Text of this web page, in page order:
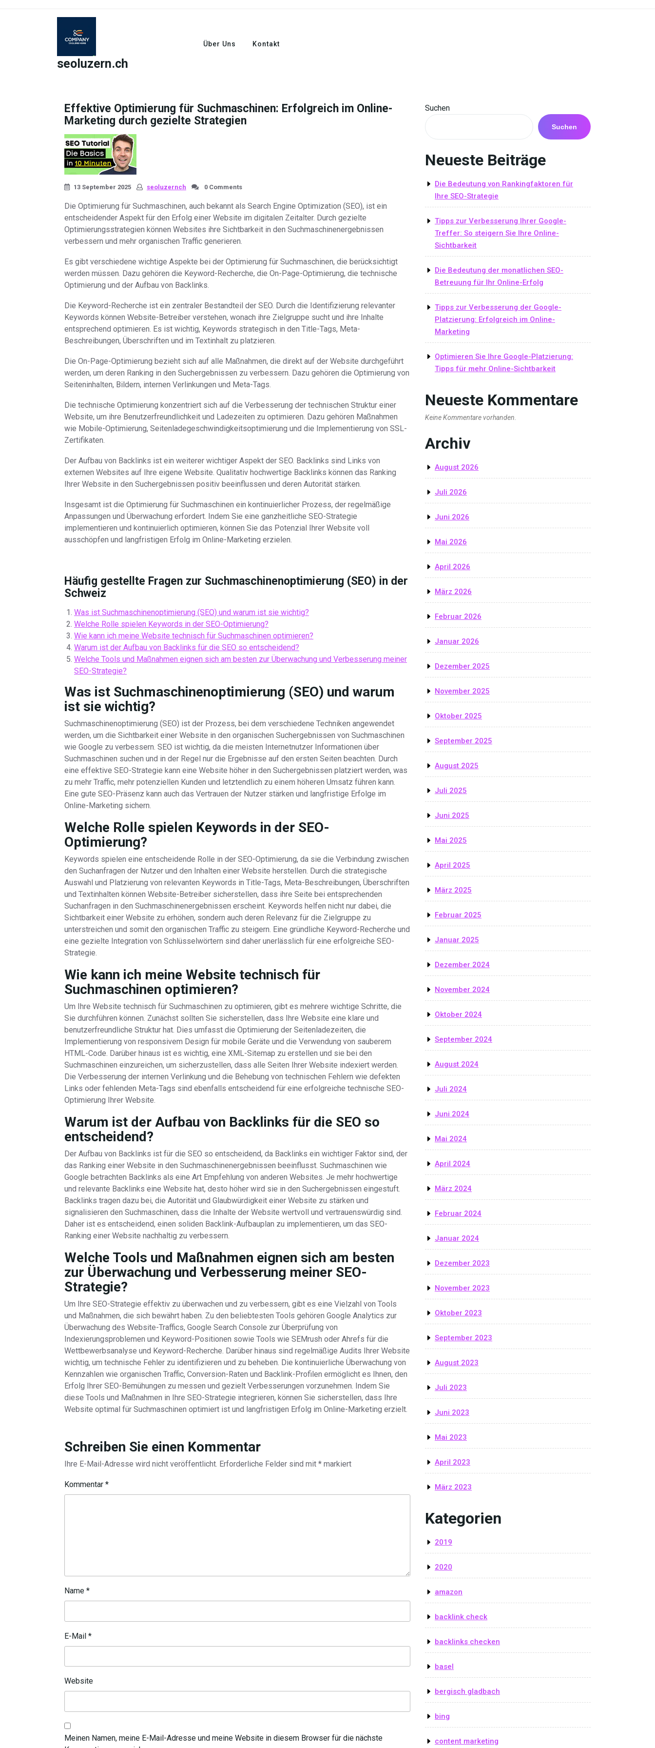
seoluzern.ch
Über Uns Kontakt
Effektive Optimierung für Suchmaschinen: Erfolgreich im Online-
Marketing durch gezielte Strategien
13 September 2025 seoluzernch 0 Comments
Die Optimierung für Suchmaschinen, auch bekannt als Search Engine Optimization (SEO), ist ein
entscheidender Aspekt für den Erfolg einer Website im digitalen Zeitalter. Durch gezielte
Optimierungsstrategien können Websites ihre Sichtbarkeit in den Suchmaschinenergebnissen
verbessern und mehr organischen Traffic generieren.
Es gibt verschiedene wichtige Aspekte bei der Optimierung für Suchmaschinen, die berücksichtigt
werden müssen. Dazu gehören die Keyword-Recherche, die On-Page-Optimierung, die technische
Optimierung und der Aufbau von Backlinks.
Die Keyword-Recherche ist ein zentraler Bestandteil der SEO. Durch die Identifizierung relevanter
Keywords können Website-Betreiber verstehen, wonach ihre Zielgruppe sucht und ihre Inhalte
entsprechend optimieren. Es ist wichtig, Keywords strategisch in den Title-Tags, Meta-
Beschreibungen, Überschriften und im Textinhalt zu platzieren.
Die On-Page-Optimierung bezieht sich auf alle Maßnahmen, die direkt auf der Website durchgeführt
werden, um deren Ranking in den Suchergebnissen zu verbessern. Dazu gehören die Optimierung von
Seiteninhalten, Bildern, internen Verlinkungen und Meta-Tags.
Die technische Optimierung konzentriert sich auf die Verbesserung der technischen Struktur einer
Website, um ihre Benutzerfreundlichkeit und Ladezeiten zu optimieren. Dazu gehören Maßnahmen
wie Mobile-Optimierung, Seitenladegeschwindigkeitsoptimierung und die Implementierung von SSL-
Zertifikaten.
Der Aufbau von Backlinks ist ein weiterer wichtiger Aspekt der SEO. Backlinks sind Links von
externen Websites auf Ihre eigene Website. Qualitativ hochwertige Backlinks können das Ranking
Ihrer Website in den Suchergebnissen positiv beeinflussen und deren Autorität stärken.
Insgesamt ist die Optimierung für Suchmaschinen ein kontinuierlicher Prozess, der regelmäßige
Anpassungen und Überwachung erfordert. Indem Sie eine ganzheitliche SEO-Strategie
implementieren und kontinuierlich optimieren, können Sie das Potenzial Ihrer Website voll
ausschöpfen und langfristigen Erfolg im Online-Marketing erzielen.
Häufig gestellte Fragen zur Suchmaschinenoptimierung (SEO) in der
Schweiz
Was ist Suchmaschinenoptimierung (SEO) und warum ist sie wichtig?
Welche Rolle spielen Keywords in der SEO-Optimierung?
Wie kann ich meine Website technisch für Suchmaschinen optimieren?
Warum ist der Aufbau von Backlinks für die SEO so entscheidend?
Welche Tools und Maßnahmen eignen sich am besten zur Überwachung und Verbesserung meiner
SEO-Strategie?
Was ist Suchmaschinenoptimierung (SEO) und warum
ist sie wichtig?
Suchmaschinenoptimierung (SEO) ist der Prozess, bei dem verschiedene Techniken angewendet
werden, um die Sichtbarkeit einer Website in den organischen Suchergebnissen von Suchmaschinen
wie Google zu verbessern. SEO ist wichtig, da die meisten Internetnutzer Informationen über
Suchmaschinen suchen und in der Regel nur die Ergebnisse auf den ersten Seiten beachten. Durch
eine effektive SEO-Strategie kann eine Website höher in den Suchergebnissen platziert werden, was
zu mehr Traffic, mehr potenziellen Kunden und letztendlich zu einem höheren Umsatz führen kann.
Eine gute SEO-Präsenz kann auch das Vertrauen der Nutzer stärken und langfristige Erfolge im
Online-Marketing sichern.
Welche Rolle spielen Keywords in der SEO-
Optimierung?
Keywords spielen eine entscheidende Rolle in der SEO-Optimierung, da sie die Verbindung zwischen
den Suchanfragen der Nutzer und den Inhalten einer Website herstellen. Durch die strategische
Auswahl und Platzierung von relevanten Keywords in Title-Tags, Meta-Beschreibungen, Überschriften
und Textinhalten können Website-Betreiber sicherstellen, dass ihre Seite bei entsprechenden
Suchanfragen in den Suchmaschinenergebnissen erscheint. Keywords helfen nicht nur dabei, die
Sichtbarkeit einer Website zu erhöhen, sondern auch deren Relevanz für die Zielgruppe zu
unterstreichen und somit den organischen Traffic zu steigern. Eine gründliche Keyword-Recherche und
eine gezielte Integration von Schlüsselwörtern sind daher unerlässlich für eine erfolgreiche SEO-
Strategie.
Wie kann ich meine Website technisch für
Suchmaschinen optimieren?
Um Ihre Website technisch für Suchmaschinen zu optimieren, gibt es mehrere wichtige Schritte, die
Sie durchführen können. Zunächst sollten Sie sicherstellen, dass Ihre Website eine klare und
benutzerfreundliche Struktur hat. Dies umfasst die Optimierung der Seitenladezeiten, die
Implementierung von responsivem Design für mobile Geräte und die Verwendung von sauberem
HTML-Code. Darüber hinaus ist es wichtig, eine XML-Sitemap zu erstellen und sie bei den
Suchmaschinen einzureichen, um sicherzustellen, dass alle Seiten Ihrer Website indexiert werden.
Die Verbesserung der internen Verlinkung und die Behebung von technischen Fehlern wie defekten
Links oder fehlenden Meta-Tags sind ebenfalls entscheidend für eine erfolgreiche technische SEO-
Optimierung Ihrer Website.
Warum ist der Aufbau von Backlinks für die SEO so
entscheidend?
Der Aufbau von Backlinks ist für die SEO so entscheidend, da Backlinks ein wichtiger Faktor sind, der
das Ranking einer Website in den Suchmaschinenergebnissen beeinflusst. Suchmaschinen wie
Google betrachten Backlinks als eine Art Empfehlung von anderen Websites. Je mehr hochwertige
und relevante Backlinks eine Website hat, desto höher wird sie in den Suchergebnissen eingestuft.
Backlinks tragen dazu bei, die Autorität und Glaubwürdigkeit einer Website zu stärken und
signalisieren den Suchmaschinen, dass die Inhalte der Website wertvoll und vertrauenswürdig sind.
Daher ist es entscheidend, einen soliden Backlink-Aufbauplan zu implementieren, um das SEO-
Ranking einer Website nachhaltig zu verbessern.
Welche Tools und Maßnahmen eignen sich am besten
zur Überwachung und Verbesserung meiner SEO-
Strategie?
Um Ihre SEO-Strategie effektiv zu überwachen und zu verbessern, gibt es eine Vielzahl von Tools
und Maßnahmen, die sich bewährt haben. Zu den beliebtesten Tools gehören Google Analytics zur
Überwachung des Website-Traffics, Google Search Console zur Überprüfung von
Indexierungsproblemen und Keyword-Positionen sowie Tools wie SEMrush oder Ahrefs für die
Wettbewerbsanalyse und Keyword-Recherche. Darüber hinaus sind regelmäßige Audits Ihrer Website
wichtig, um technische Fehler zu identifizieren und zu beheben. Die kontinuierliche Überwachung von
Kennzahlen wie organischen Traffic, Conversion-Raten und Backlink-Profilen ermöglicht es Ihnen, den
Erfolg Ihrer SEO-Bemühungen zu messen und gezielt Verbesserungen vorzunehmen. Indem Sie
diese Tools und Maßnahmen in Ihre SEO-Strategie integrieren, können Sie sicherstellen, dass Ihre
Website optimal für Suchmaschinen optimiert ist und langfristigen Erfolg im Online-Marketing erzielt.
Schreiben Sie einen Kommentar
Ihre E-Mail-Adresse wird nicht veröffentlicht. Erforderliche Felder sind mit * markiert
Kommentar *
Name *
E-Mail *
Website
Meinen Namen, meine E-Mail-Adresse und meine Website in diesem Browser für die nächste
Suchen
Suchen
Neueste Beiträge
Die Bedeutung von Rankingfaktoren für
Ihre SEO-Strategie
Tipps zur Verbesserung Ihrer Google-
Treffer: So steigern Sie Ihre Online-
Sichtbarkeit
Die Bedeutung der monatlichen SEO-
Betreuung für Ihr Online-Erfolg
Tipps zur Verbesserung der Google-
Platzierung: Erfolgreich im Online-
Marketing
Optimieren Sie Ihre Google-Platzierung:
Tipps für mehr Online-Sichtbarkeit
Neueste Kommentare
Keine Kommentare vorhanden.
Archiv
August 2026
Juli 2026
Juni 2026
Mai 2026
April 2026
März 2026
Februar 2026
Januar 2026
Dezember 2025
November 2025
Oktober 2025
September 2025
August 2025
Juli 2025
Juni 2025
Mai 2025
April 2025
März 2025
Februar 2025
Januar 2025
Dezember 2024
November 2024
Oktober 2024
September 2024
August 2024
Juli 2024
Juni 2024
Mai 2024
April 2024
März 2024
Februar 2024
Januar 2024
Dezember 2023
November 2023
Oktober 2023
September 2023
August 2023
Juli 2023
Juni 2023
Mai 2023
April 2023
März 2023
Kategorien
2019
2020
amazon
backlink check
backlinks checken
basel
bergisch gladbach
bing
content marketing